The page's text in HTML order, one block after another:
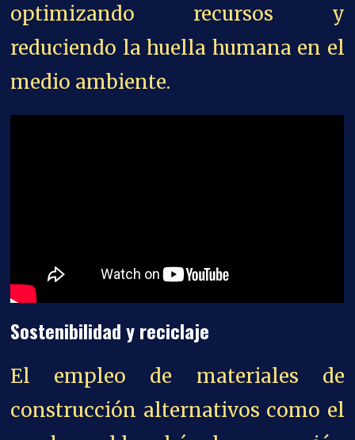
optimizando recursos y
reduciendo la huella humana en el
medio ambiente.
Sostenibilidad y reciclaje
El empleo de materiales de
construcción alternativos como el